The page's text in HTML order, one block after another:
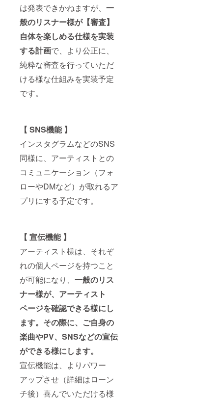
は発表できかねますが、 一
般のリスナー様が【審査】
自体を楽しめる仕様を実装
する計画で、より公正に、
純粋な審査を行っていただ
ける様な仕組みを実装予定
です。
【 SNS機能 】
インスタグラムなどのSNS
同様に、アーティストとの
コミュニケーション（フォ
ローやDMなど）が取れるア
プリにする予定です。
【 宣伝機能 】
アーティスト様は、それぞ
れの個人ページを持つこと
が可能になり、 一般のリス
ナー様が、アーティスト
ページを確認できる様にし
ます。その際に、ご自身の
楽曲やPV、SNSなどの宣伝
ができる様にします。
宣伝機能は、よりパワー
アップさせ（詳細はローン
チ後）喜んでいただける様